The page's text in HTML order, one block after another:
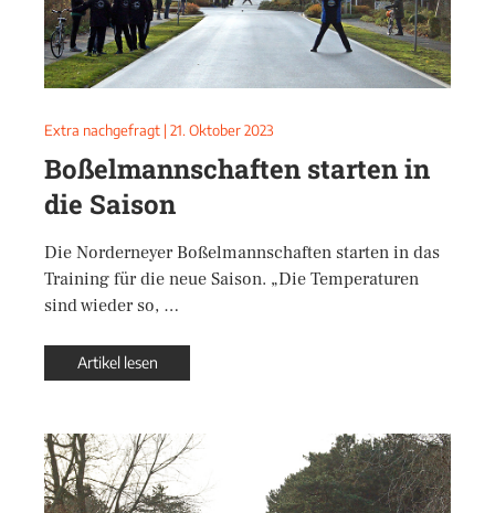
Extra nachgefragt | 21. Oktober 2023
Boßelmannschaften starten in
die Saison
Die Norderneyer Boßelmannschaften starten in das
Training für die neue Saison. „Die Temperaturen
sind wieder so, …
Artikel lesen